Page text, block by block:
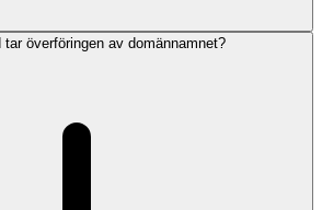
tar överföringen av domännamnet?